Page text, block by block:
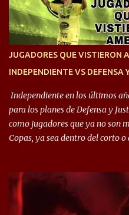
hincha”. 🎙️“El equipo hizo un
resultado. Es nuestro segundo
enfocamos en la preparación
JUGADORES QUE VISTIERON
INDEPENDIENTE VS DEFENSA
Independiente en los últimos
para los planes de Defensa y
como jugadores que ya no son
Copas, ya sea dentro del corto
Halcón de Varela, como lo es
préstamo allí durante el último
gran manera, convirtiendo